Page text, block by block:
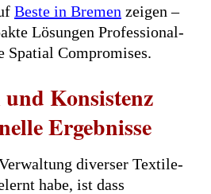
Beste in Bremen zeigen –
Lösungen Professional-
Spatial Compromises.
Konsistenz
Ergebnisse
diverser Textile-
habe, ist dass